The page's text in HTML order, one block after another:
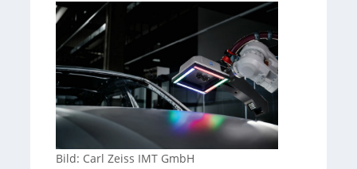
Bild: Carl Zeiss IMT GmbH